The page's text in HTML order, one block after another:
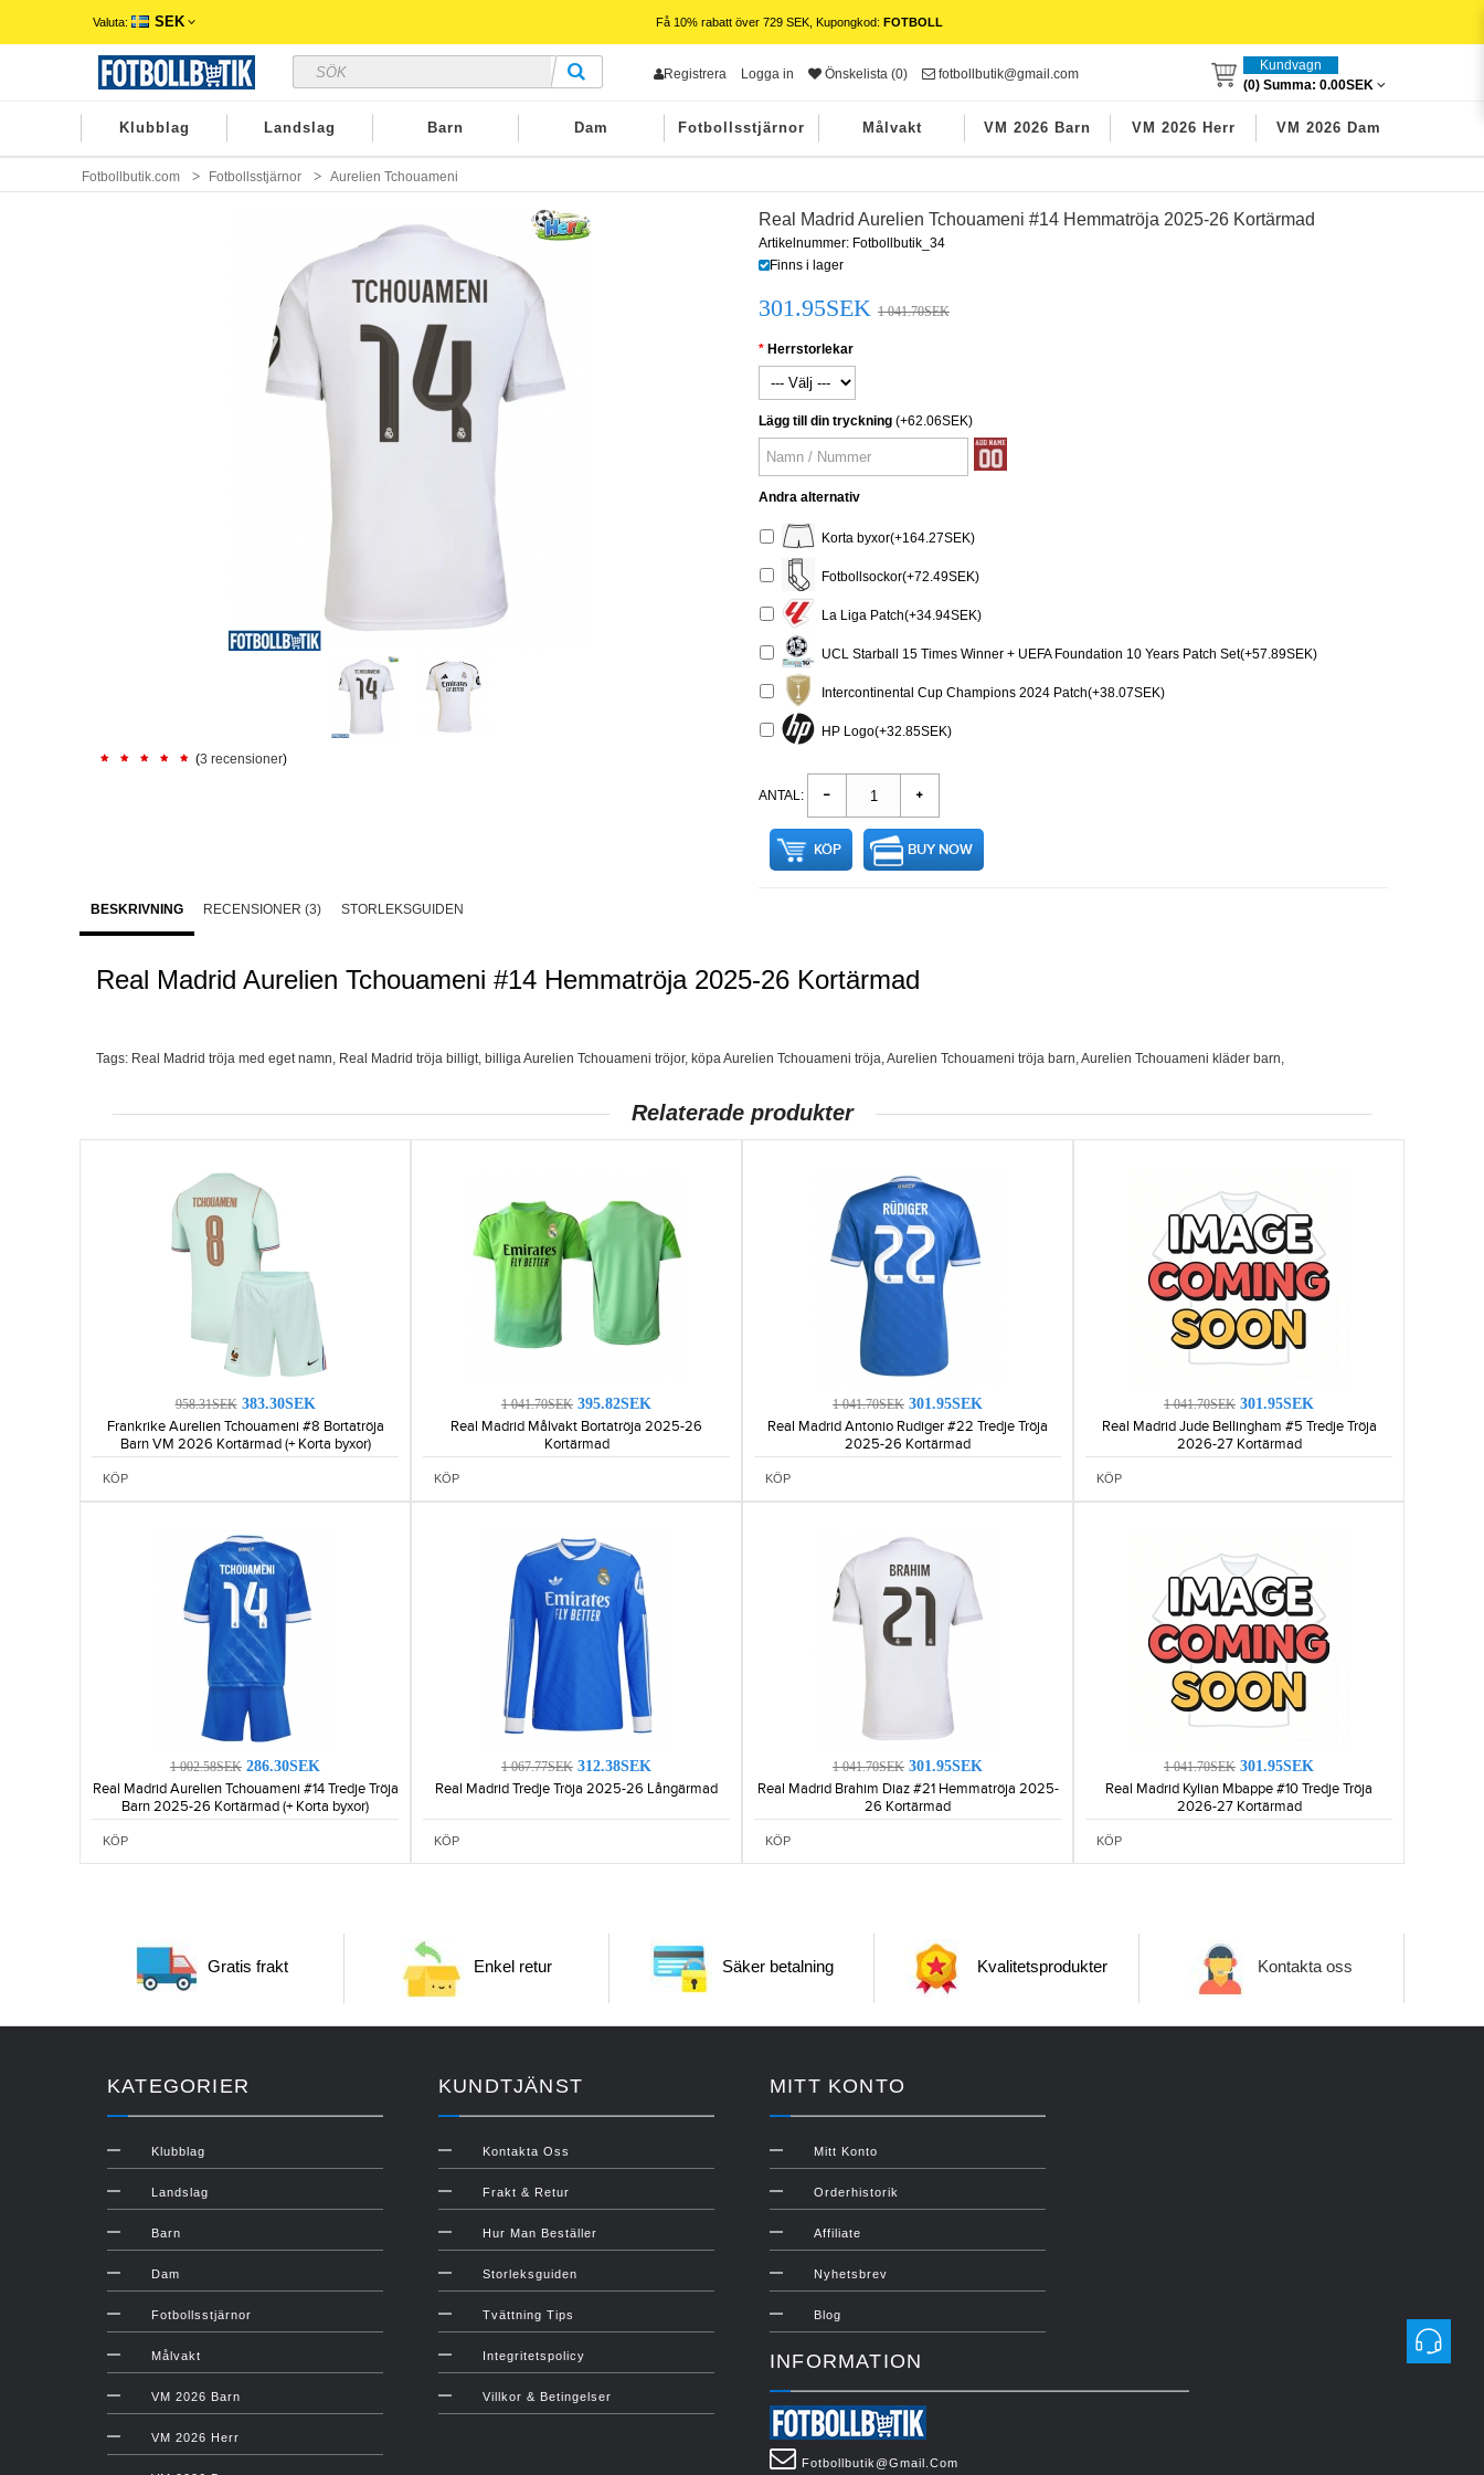
Valuta: SEK Få 10% rabatt över 729 SEK, Kupongkod: FOTBOLL
Registrera Logga in Önskelista (0) fotbollbutik@gmail.com
Kundvagn
(0) Summa: 0.00SEK
Klubblag Landslag Barn Dam Fotbollsstjärnor Målvakt VM 2026 Barn VM 2026 Herr VM 2026 Dam
Fotbollbutik.com Fotbollsstjärnor Aurelien Tchouameni
(3 recensioner)
Real Madrid Aurelien Tchouameni #14 Hemmatröja 2025-26 Kortärmad
Artikelnummer: Fotbollbutik_34
Finns i lager
301.95SEK 1 041.70SEK
Herrstorlekar
Lägg till din tryckning (+62.06SEK)
Andra alternativ
Korta byxor(+164.27SEK)
Fotbollsockor(+72.49SEK)
La Liga Patch(+34.94SEK)
UCL Starball 15 Times Winner + UEFA Foundation 10 Years Patch Set(+57.89SEK)
Intercontinental Cup Champions 2024 Patch(+38.07SEK)
HP Logo(+32.85SEK)
ANTAL:
KÖP BUY NOW
BESKRIVNING RECENSIONER (3) STORLEKSGUIDEN
Real Madrid Aurelien Tchouameni #14 Hemmatröja 2025-26 Kortärmad
Tags: Real Madrid tröja med eget namn, Real Madrid tröja billigt, billiga Aurelien Tchouameni tröjor, köpa Aurelien Tchouameni tröja,Aurelien Tchouameni tröja barn,Aurelien Tchouameni kläder barn,
Relaterade produkter
958.31SEK 383.30SEK
Frankrike Aurelien Tchouameni #8 Bortatröja
Barn VM 2026 Kortärmad (+ Korta byxor)
KÖP
1 041.70SEK 395.82SEK
Real Madrid Målvakt Bortatröja 2025-26
Kortärmad
KÖP
1 041.70SEK 301.95SEK
Real Madrid Antonio Rudiger #22 Tredje Tröja
2025-26 Kortärmad
KÖP
1 041.70SEK 301.95SEK
Real Madrid Jude Bellingham #5 Tredje Tröja
2026-27 Kortärmad
KÖP
1 002.58SEK 286.30SEK
Real Madrid Aurelien Tchouameni #14 Tredje Tröja
Barn 2025-26 Kortärmad (+ Korta byxor)
KÖP
1 067.77SEK 312.38SEK
Real Madrid Tredje Tröja 2025-26 Långärmad
KÖP
1 041.70SEK 301.95SEK
Real Madrid Brahim Diaz #21 Hemmatröja 2025-
26 Kortärmad
KÖP
1 041.70SEK 301.95SEK
Real Madrid Kylian Mbappe #10 Tredje Tröja
2026-27 Kortärmad
KÖP
Gratis frakt Enkel retur Säker betalning Kvalitetsprodukter Kontakta oss
KATEGORIER
Klubblag
Landslag
Barn
Dam
Fotbollsstjärnor
Målvakt
VM 2026 Barn
VM 2026 Herr
KUNDTJÄNST
Kontakta Oss
Frakt & Retur
Hur Man Beställer
Storleksguiden
Tvättning Tips
Integritetspolicy
Villkor & Betingelser
MITT KONTO
Mitt Konto
Orderhistorik
Affiliate
Nyhetsbrev
Blog
INFORMATION
Fotbollbutik@gmail.com